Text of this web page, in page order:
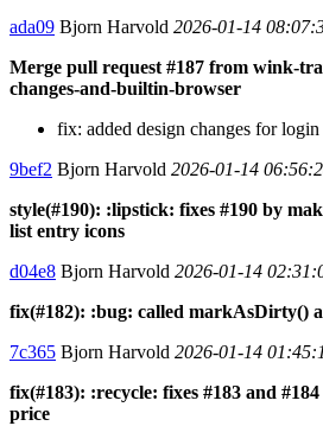
ada09 Bjorn Harvold 2026-01-14
Merge pull request #187 from wink-
changes-and-builtin-browser
fix: added design changes for
9bef2 Bjorn Harvold 2026-01-14
style(#190): :lipstick: fixes #190 by
list entry icons
d04e8 Bjorn Harvold 2026-01-14
fix(#182): :bug: called markAsDirty()
7c365 Bjorn Harvold 2026-01-14
fix(#183): :recycle: fixes #183 and
price